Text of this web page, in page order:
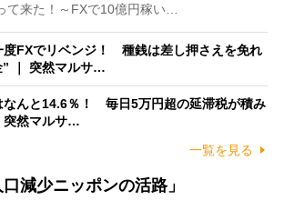
て来た！～FXで10億円稼い…
度FXでリベンジ！ 種銭は差し押さえを免れ
” ｜ 突然マルサ…
なんと14.6％！ 毎日5万円超の延滞税が積み
突然マルサ…
一覧を見る
減少ニッポンの活路」